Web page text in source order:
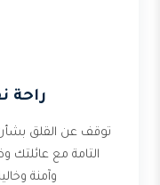
راحة
توقف عن القلق بشأن
التامة مع
وآمنة